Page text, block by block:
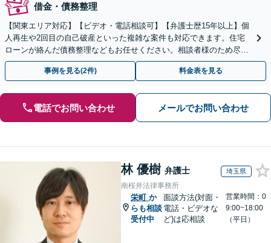
借金・債務整理
【関東エリア対応】【ビデオ・電話相談可】【弁護士歴15年以上】個
人再生や2回目の自己破産といった複雑な案件も対応できます。住宅
ローンが絡んだ債務整理などもお任せください。相談者様のため尽力
いたします【初回面談60分無料】【法テラス利用可】
事例を見る(2件) 料金表を見る
電話でお問い合わせ メールでお問い合わせ
林 優樹 弁護士 埼玉県
南桜井法律事務所
栄町 か
らも相談
受付中
面談方法(対面・
電話・ビデオな
ど)は応相談
営業時間：0
9:00~18:00
（平日）